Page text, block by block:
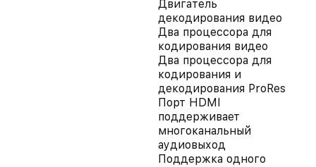
Двигатель
декодирования видео
Два процессора для
кодирования видео
Два процессора для
кодирования и
декодирования ProRes
Порт HDMI
поддерживает
многоканальный
аудиовыход
Поддержка одного